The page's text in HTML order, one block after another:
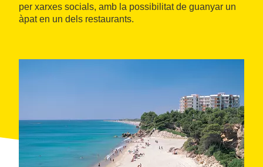
per xarxes socials, amb la possibilitat de guanyar un
àpat en un dels restaurants.